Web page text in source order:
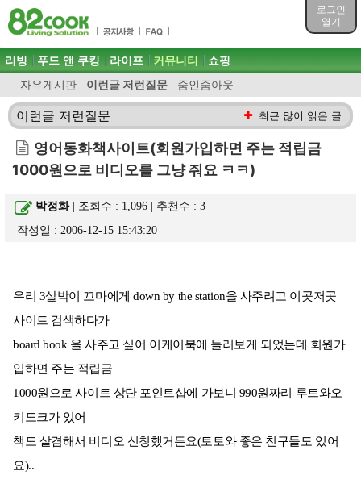
로그인
열기
목차
주메뉴 바로가기
컨텐츠 바로가기
검색 바로가기
로그인 바로가기
주메뉴
리빙 푸드 앤 쿠킹 라이프 커뮤니티
자유게시판 이런글 저런질문 줌인줌아웃
쇼핑
이런글 저런질문 최근 많이 읽은 글
영어동화책사이트(회원가입하면 주는 적립금
1000원으로 비디오를 그냥 줘요 ㅋㅋ)
박정화| 조회수 : 1,096 | 추천수 :3
작성일 : 2006-12-15 15:43:20
우리 3살박이 꼬마에게 down by the station을 사주려고 이곳저곳
사이트 검색하다가
board book 을 사주고 싶어 이케이북에 들러보게 되었는데 회원가
입하면 주는 적립금
1000원으로 사이트 상단 포인트샵에 가보니 990원짜리 루트와오
키도크가 있어
책도 살겸해서 비디오 신청했거든요(토토와 좋은 친구들도 있어
요)..